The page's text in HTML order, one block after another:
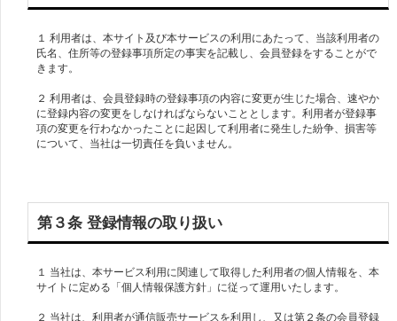
１ 利用者は、本サイト及び本サービスの利用にあたって、当該利用者の
氏名、住所等の登録事項所定の事実を記載し、会員登録をすることがで
きます。
２ 利用者は、会員登録時の登録事項の内容に変更が生じた場合、速やか
に登録内容の変更をしなければならないこととします。利用者が登録事
項の変更を行わなかったことに起因して利用者に発生した紛争、損害等
について、当社は一切責任を負いません。
第３条 登録情報の取り扱い
１ 当社は、本サービス利用に関連して取得した利用者の個人情報を、本
サイトに定める「個人情報保護方針」に従って運用いたします。
２ 当社は、利用者が通信販売サービスを利用し、又は第２条の会員登録